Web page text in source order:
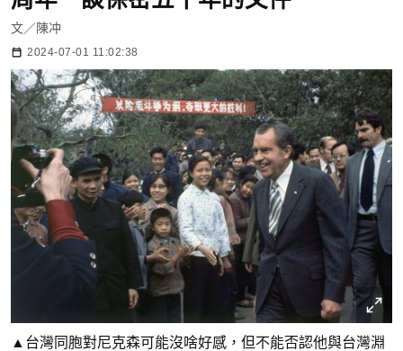
文／陳冲
2024-07-01 11:02:38
▲台灣同胞對尼克森可能沒啥好感，但不能否認他與台灣淵